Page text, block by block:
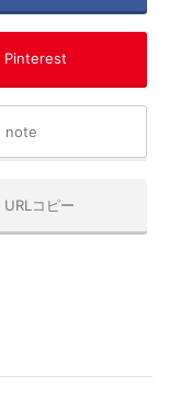
Pinterest
note
URLコピー